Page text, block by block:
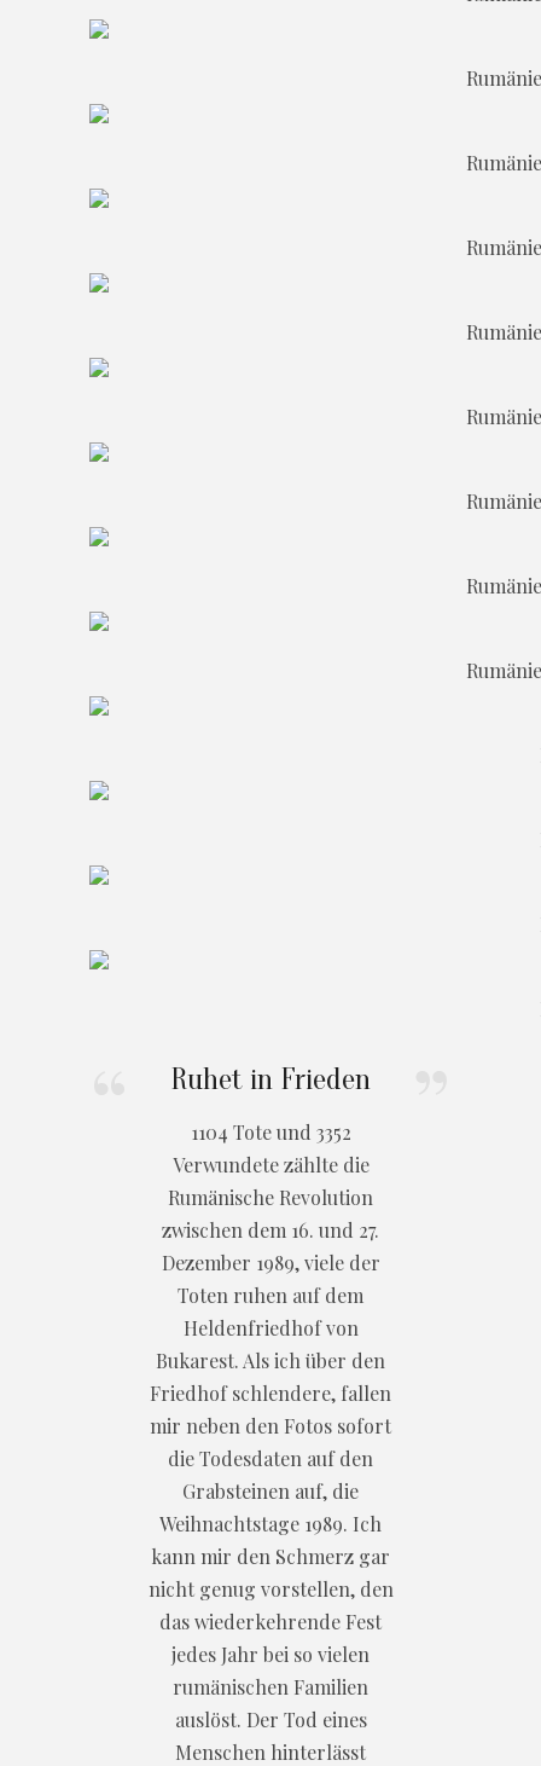
Ruhet in Frieden
1104 Tote und 3352
Verwundete zählte die
Rumänische Revolution
zwischen dem 16. und 27.
Dezember 1989, viele der
Toten ruhen auf dem
Heldenfriedhof von
Bukarest. Als ich über den
Friedhof schlendere, fallen
mir neben den Fotos sofort
die Todesdaten auf den
Grabsteinen auf, die
Weihnachtstage 1989. Ich
kann mir den Schmerz gar
nicht genug vorstellen, den
das wiederkehrende Fest
jedes Jahr bei so vielen
rumänischen Familien
auslöst. Der Tod eines
Menschen hinterlässt